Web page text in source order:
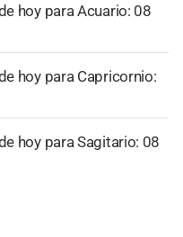
hoy para Acuario: 08
hoy para Capricornio:
hoy para Sagitario: 08